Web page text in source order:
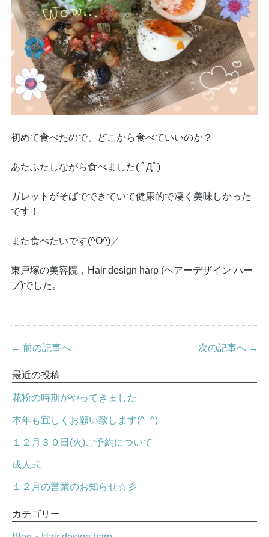
初めて食べたので、どこから食べていいのか？
あたふたしながら食べました( ﾟДﾟ)
ガレットがそばでできていて健康的で凄く美味しかった
です！
また食べたいです(^O^)／
東戸塚の美容院，Hair design harp (ヘアーデザイン ハー
プ)でした。
← 前の記事へ 次の記事へ →
最近の投稿
花粉の時期がやってきました
本年も宜しくお願い致します(^_^)
１２月３０日(火)ご予約について
成人式
１２月の営業のお知らせ☆彡
カテゴリー